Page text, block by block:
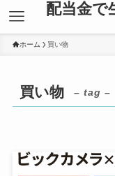
配当金で
ホーム 買い物
買い物 – tag –